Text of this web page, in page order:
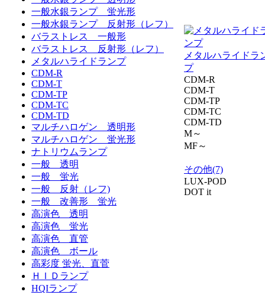
一般水銀ランプ 蛍光形
一般水銀ランプ 反射形（レフ）
バラストレス 一般形
バラストレス 反射形（レフ）
メタルハライドランプ
CDM-R
CDM-T
CDM-TP
CDM-TC
CDM-TD
マルチハロゲン 透明形
マルチハロゲン 蛍光形
ナトリウムランプ
一般 透明
一般 蛍光
一般 反射（レフ)
一般 改善形 蛍光
高演色 透明
高演色 蛍光
高演色 直管
高演色 ボール
高彩度 蛍光、直菅
ＨＩＤランプ
HQIランプ
メタルハライドラ
プ
CDM-R
CDM-T
CDM-TP
CDM-TC
CDM-TD
M～
MF～
その他(7)
LUX-POD
DOT it